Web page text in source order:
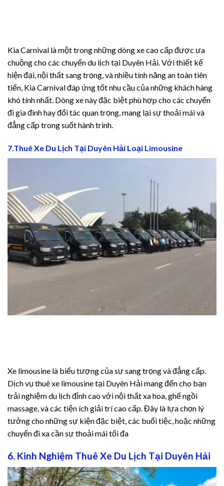
Kia Carnival là một trong những dòng xe cao cấp được ưa
chuộng cho các chuyến du lịch tại Duyên Hải. Với thiết kế
hiện đại, nội thất sang trọng, và nhiều tính năng an toàn tiên
tiến, Kia Carnival đáp ứng tốt nhu cầu của những khách hàng
khó tính nhất. Dòng xe này đặc biệt phù hợp cho các chuyến
đi gia đình hay đối tác quan trọng, mang lại sự thoải mái và
đẳng cấp trong suốt hành trình.
7.Thuê Xe Du Lịch Tại Duyên Hải Loại Limousine
Xe limousine là biểu tượng của sự sang trọng và đẳng cấp.
Dịch vụ thuê xe limousine tại Duyên Hải mang đến cho bạn
trải nghiệm du lịch đỉnh cao với nội thất xa hoa, ghế ngồi
massage, và các tiện ích giải trí cao cấp. Đây là lựa chọn lý
tưởng cho những sự kiện đặc biệt, các buổi tiệc, hoặc những
chuyến đi xa cần sự thoải mái tối đa
6. Kinh Nghiệm Thuê Xe Du Lịch Tại Duyên Hải